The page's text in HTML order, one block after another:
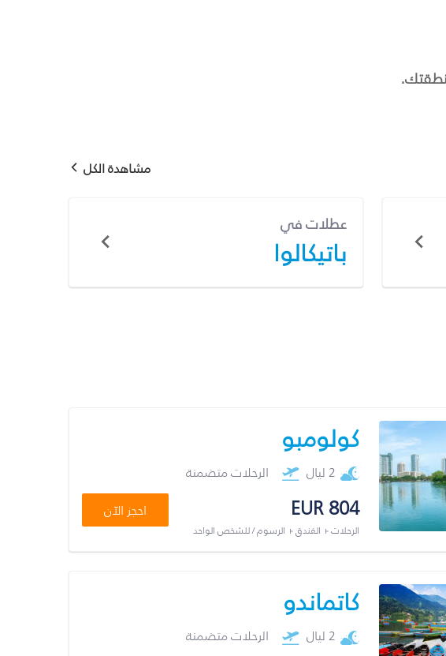
مشاهدة الكل
عطلات في
باتيكالوا
كولومبو
2 ليال الرحلات متضمنة
EUR 804
الرحلات + الفندق + الرسوم / للشخص الواحد
احجز الآن
كاتماندو
2 ليال الرحلات متضمنة